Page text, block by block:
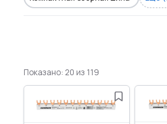
Показано: 20 из 119